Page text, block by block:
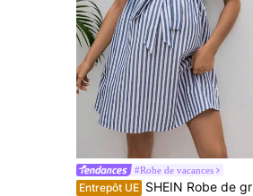
#Robe de vacances
Entrepôt UE SHEIN Robe de grossesse rayée à manches courtes avec ceinture